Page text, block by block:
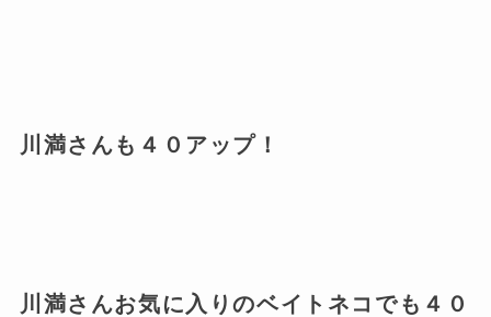
川満さんも４０アップ！
川満さんお気に入りのベイトネコでも４０